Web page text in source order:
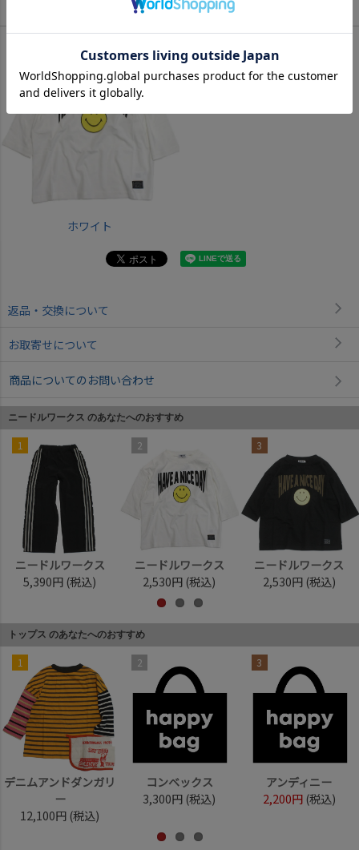
ホワイト
返品・交換について
お取寄せについて
商品についてのお問い合わせ
ニードルワークス のあなたへのおすすめ
1
ニードルワークス
5,390円 (税込)
2
ニードルワークス
2,530円 (税込)
3
ニードルワークス
2,530円 (税込)
トップス のあなたへのおすすめ
1
デニムアンドダンガリ
ー
12,100円 (税込)
2
コンベックス
3,300円 (税込)
3
アンディニー
2,200円 (税込)